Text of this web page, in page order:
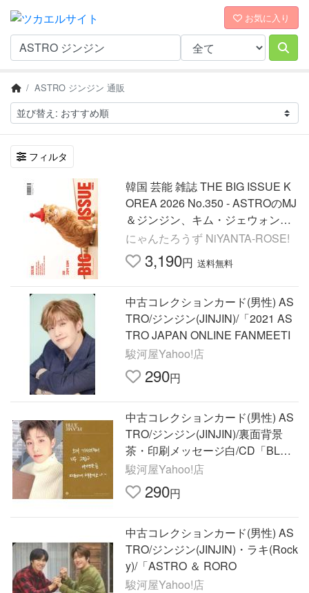
お気に入り
ASTRO ジンジン 通販
フィルタ
韓国 芸能 雑誌 THE BIG ISSUE K
OREA 2026 No.350 - ASTROのMJ
＆ジンジン、キム・ジェウォン広
告収録
にゃんたろうず NiYANTA-ROSE!
3,190円 送料無料
中古コレクションカード(男性) AS
TRO/ジンジン(JINJIN)/「2021 AS
TRO JAPAN ONLINE FANMEETI
駿河屋Yahoo!店
290円
中古コレクションカード(男性) AS
TRO/ジンジン(JINJIN)/裏面背景
茶・印刷メッセージ白/CD「BLUE
FLAME」(THE BOOK ver.)特典
駿河屋Yahoo!店
290円
中古コレクションカード(男性) AS
TRO/ジンジン(JINJIN)・ラキ(Rock
y)/「ASTRO ＆ RORO
駿河屋Yahoo!店